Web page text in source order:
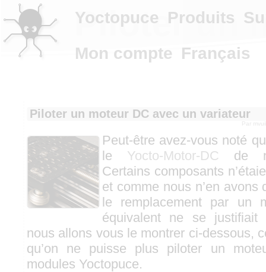
Piloter un
Piloter un moteur DC avec un variateur
Par
Peut-être avez-vous noté
le Yocto-Motor-DC de
Certains composants
et comme nous n’en avons
le remplacement par un
équivalent ne se justifiait
nous allons vous le montrer ci-dessous,
qu’on ne puisse plus piloter un
modules Yoctopuce.
Yoctopuce Produits
Mon compte Français